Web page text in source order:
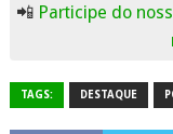
📲 Participe do
TAGS: DESTAQUE